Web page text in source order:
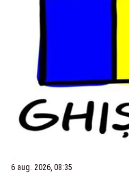
6 aug. 2026, 08:35